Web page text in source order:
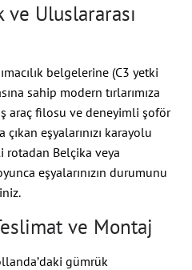
Uluslararası
belgelerine (C3 yetki
sahip modern tırlarımıza
araç filosu ve deneyimli şoför
eşyalarınızı karayolu
rotadan Belçika veya
eşyalarınızın durumunu
ve Montaj
gümrük